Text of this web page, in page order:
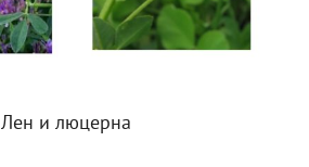
Лен и люцерна